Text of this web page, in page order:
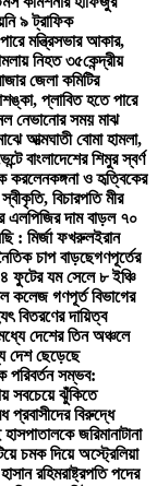
৯ ট্রাফিক
মন্ত্রিসভার আকার,
নিহত ৩৫কেন্দ্রীয়
জেলা কমিটির
প্লাবিত হতে পারে
নেভানোর সময় মাঝ
আত্মঘাতী বোমা হামলা,
বাংলাদেশের শিমুর স্বর্ণ
করলেনকঙ্গনা ও হৃত্বিকের
বিচারপতি মীর
এলপিজির দাম বাড়ল ৭০
: মির্জা ফখরুলইরান
চাপ বাড়ছেগণপূর্তের
ফুটের যম সেলে ৮ ইঞ্চি
কলেজ গণপূর্ত বিভাগের
বিতরণের দায়িত্ব
দেশের তিন অঞ্চলে
দেশ ছেড়েছে
পরিবর্তন সম্ভব:
সবচেয়ে ঝুঁকিতে
প্রবাসীদের বিরুদ্ধে
জরিমানাটানা
চমক দিয়ে অস্ট্রেলিয়া
রহিমরাষ্ট্রপতি পদের